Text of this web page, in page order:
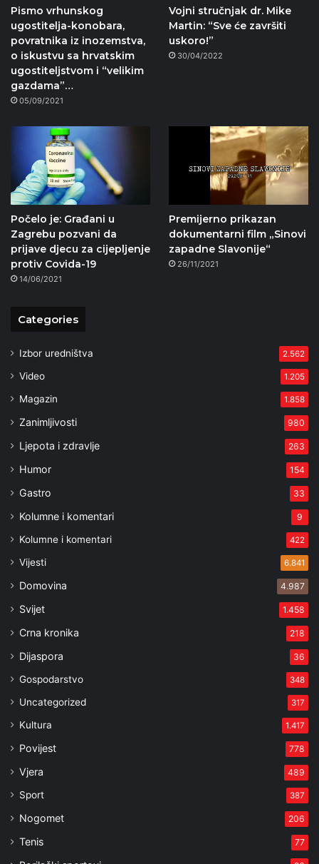
Pismo vrhunskog
ugostitelja-konobara,
povratnika iz inozemstva,
o iskustvu sa hrvatskim
ugostiteljstvom i “velikim
gazdama”…
05/09/2021
Vojni stručnjak dr. Mike
Martin: “Sve će završiti
uskoro!”
30/04/2022
Počelo je: Građani u
Zagrebu pozvani da
prijave djecu za cijepljenje
protiv Covida-19
14/06/2021
Premijerno prikazan
dokumentarni film „Sinovi
zapadne Slavonije“
26/11/2021
Categories
Izbor uredništva 2.562
Video 1.205
Magazin 1.858
Zanimljivosti 980
Ljepota i zdravlje 263
Humor 154
Gastro 33
Kolumne i komentari 9
Kolumne i komentari 422
Vijesti 6.841
Domovina 4.987
Svijet 1.458
Crna kronika 218
Dijaspora 36
Gospodarstvo 348
Uncategorized 317
Kultura 1.417
Povijest 778
Vjera 489
Sport 387
Nogomet 206
Tenis 77